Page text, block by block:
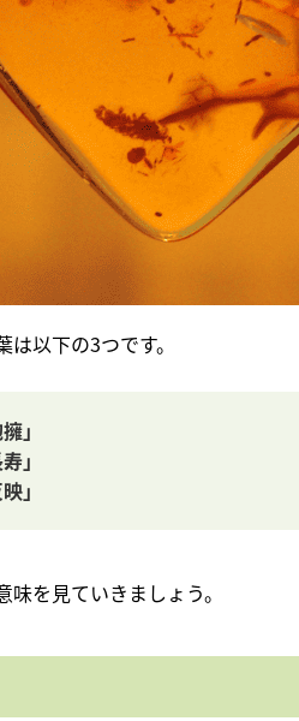
は以下の3つです。
」
」
」
味を見ていきましょう。